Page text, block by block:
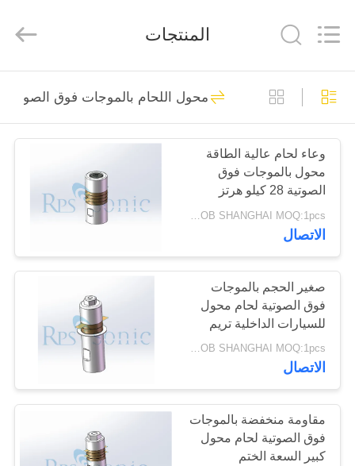
منزل،
بيت
منتجات
معلومات
جولة
المعمل
مراقبة
الجودة
Equipment
Co.,
Rights
أداة لحام بالموجات
فوق الصوتية
101
محول اللحام
بالموجات فوق
الصوتية
51
محول اللحام
17
المنتجات
محول اللحام بالموجات فوق الصوتية
وعاء لحام عالية الطاقة
محول بالموجات فوق
الصوتية 28 كيلو هرتز
USD150/PC FOB SHANGHAI MOQ:1pcs
الاتصال
صغير الحجم بالموجات
فوق الصوتية لحام محول
للسيارات الداخلية تريم
USD150/PC FOB SHANGHAI MOQ:1pcs
الاتصال
مقاومة منخفضة بالموجات
فوق الصوتية لحام محول
كبير السعة الختم